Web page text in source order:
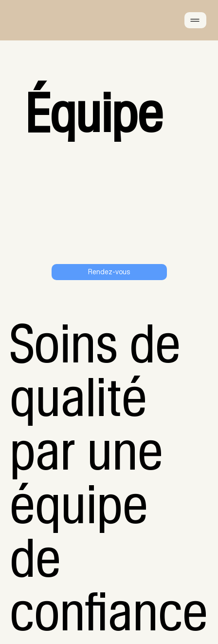
Équipe
Soins de
qualité
par une
équipe
de
confiance